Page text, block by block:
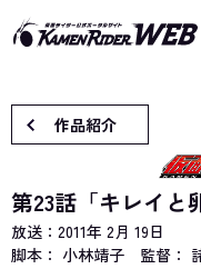
当サイトでは、機械的な自動翻訳
す。指定した言語に切り替わらない
訳機能をご利用ください。
作品紹介
第23話「キレイと
放送： 2011年 2月 19日
脚本： 小林靖子
監督：